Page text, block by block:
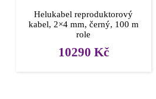
Helukabel reproduktorový
kabel, 2×4 mm, černý, 100 m
role
10290 Kč